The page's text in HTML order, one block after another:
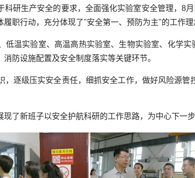
研生产安全的要求，全面强化实验室安全管理，8
职行动，充分体现了"安全第一、预防为主"的工作理
低温实验室、高温高热实验室、生物实验室、化学
防设施配置及安全制度落实等关键环节。
逐级压实安全责任，细抓安全工作，做好风险源
了新班子以安全护航科研的工作思路，为中心下一